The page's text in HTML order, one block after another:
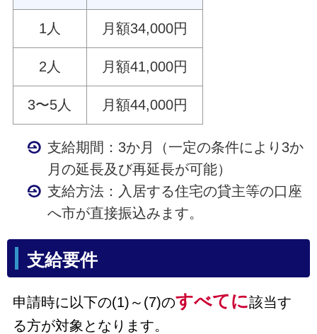
1人 月額34,000円
2人 月額41,000円
3〜5人 月額44,000円
支給期間：3か月（一定の条件により3か
月の延長及び再延長が可能）
支給方法：入居する住宅の貸主等の口座
へ市が直接振込みます。
支給要件
申請時に以下の(1)～(7)のすべてに該当す
る方が対象となります。